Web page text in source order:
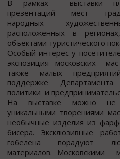
В рамках выставки
презентаций мест
народных
расположенных в
объектами туристического
Особый интерес у
экспозиция московских
также малых
поддержке
политики и
На выставке можно не
уникальными творениями
необычные изделия из
бисера. Эксклюзивные
гобелена порадуют
материалов. Московскими